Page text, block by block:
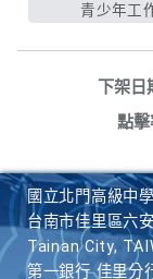
青少年工
下架日
點擊
國立北門高級中
台南市佳里區六
Tainan City,
第一銀行 佳里分